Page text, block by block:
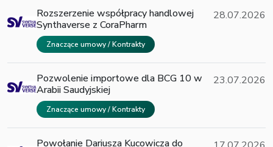
Rozszerzenie współpracy handlowej
Synthaverse z CoraPharm
Znaczące umowy / Kontrakty
28.07.2026
Pozwolenie importowe dla BCG 10 w
Arabii Saudyjskiej
Znaczące umowy / Kontrakty
23.07.2026
Powołanie Dariusza Kucowicza do